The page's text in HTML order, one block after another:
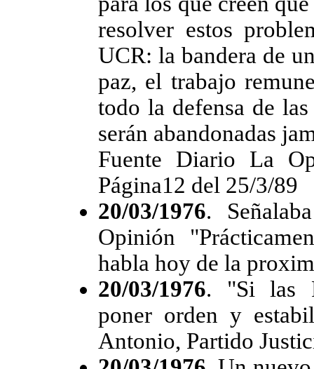
resolver estos
UCR: la bandera de
paz, el trabajo
todo la defensa de
serán abandonadas
Fuente Diario La
Página12 del 25/3/89
20/03/1976.
Opinión
habla hoy de la
20/03/1976. "Si las
poner orden y
Antonio, Partido